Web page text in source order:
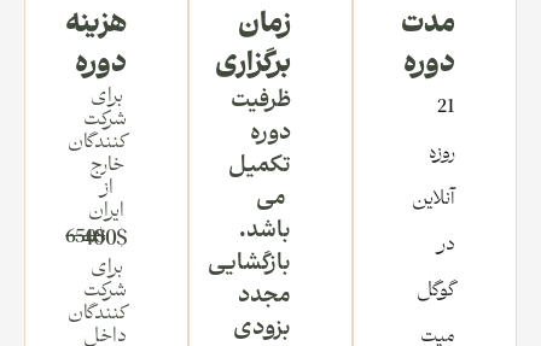
مدت
دوره
21
روزه
آنلاین
در
گوگل
میت
زمان
برگزاری
ظرفیت
دوره
تکمیل
می
باشد.
بازگشایی
مجدد
بزودی
هزینه
دوره
برای
شرکت
کنندگان
خارج
از
ایران
400$
650$
برای
شرکت
کنندگان
داخل